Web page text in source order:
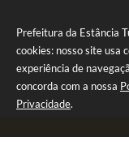
Prefeitura da Estância
cookies: nosso site usa
experiência de
concorda com a nossa
Privacidade.